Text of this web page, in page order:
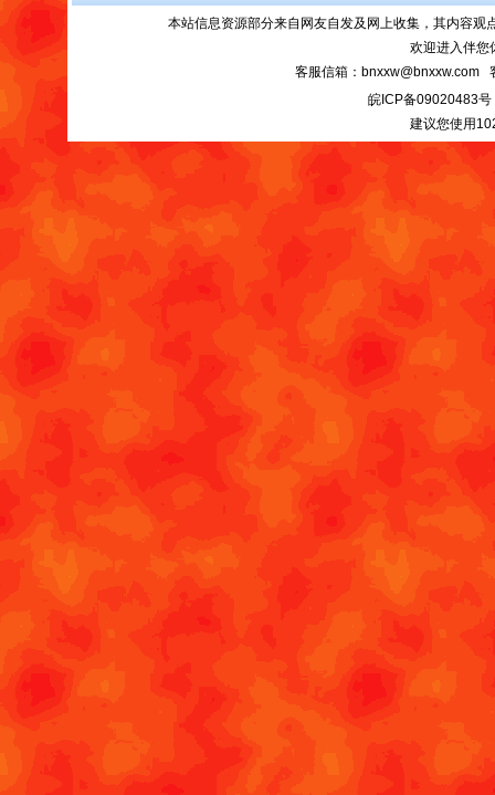
本站信息资源部分来自网友自发及网上收集，其内容
欢迎进入伴您
客服信箱：bnxxw@bnxxw.com
皖ICP备09020483号
建议您使用